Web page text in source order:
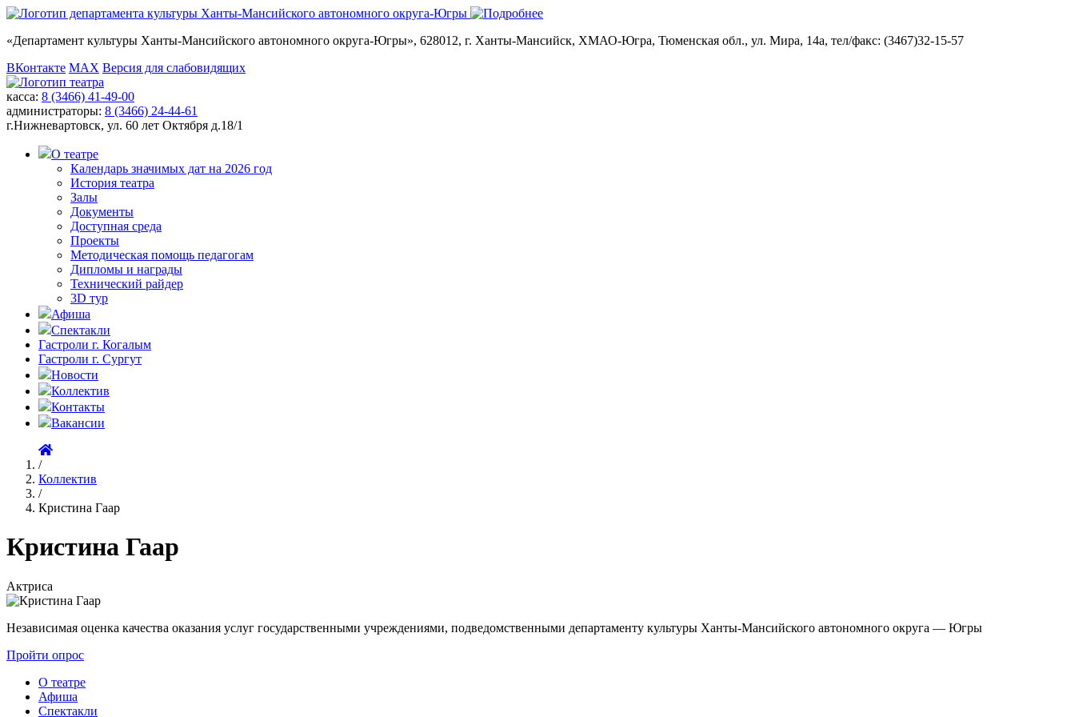
«Департамент культуры Ханты-Мансийского автономного округа-Югры», 628012, г. Ханты-Мансийск, ХМАО-Югра, Тюменская обл., ул. Мира, 14а, тел/факс: (3467)32-15-57
ВКонтакте MAX Версия для слабовидящих
касса: 8 (3466) 41-49-00
администраторы: 8 (3466) 24-44-61
г.Нижневартовск, ул. 60 лет Октября д.18/1
О театре
Календарь значимых дат на 2026 год
История театра
Залы
Документы
Доступная среда
Проекты
Методическая помощь педагогам
Дипломы и награды
Технический райдер
3D тур
Афиша
Спектакли
Гастроли г. Когалым
Гастроли г. Сургут
Новости
Коллектив
Контакты
Вакансии
/
Коллектив
/
Кристина Гаар
Кристина Гаар
Актриса
Независимая оценка качества оказания услуг государственными учреждениями, подведомственными департаменту культуры Ханты-Мансийского автономного округа — Югры
Пройти опрос
О театре
Афиша
Спектакли